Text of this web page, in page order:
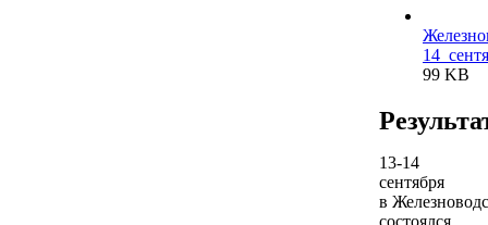
99 KB
13-14
сентября
в
состоялся